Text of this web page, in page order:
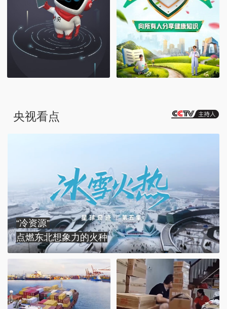
央视看点
“冷资源”
点燃东北想象力的火种